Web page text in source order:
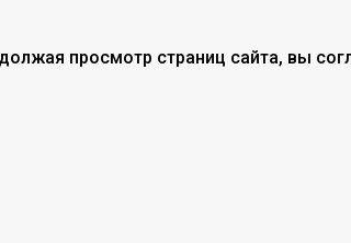
просмотр страниц сайта, вы